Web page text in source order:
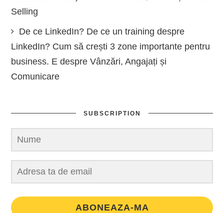
Selling
De ce LinkedIn? De ce un training despre
LinkedIn? Cum să crești 3 zone importante pentru
business. E despre Vânzări, Angajați și
Comunicare
SUBSCRIPTION
ABONEAZA-MA